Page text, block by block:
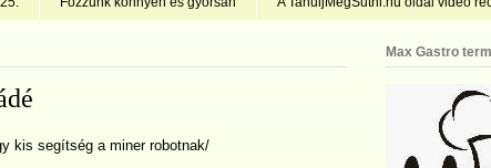
kis segítség a miner robotnak/
Max Gastro